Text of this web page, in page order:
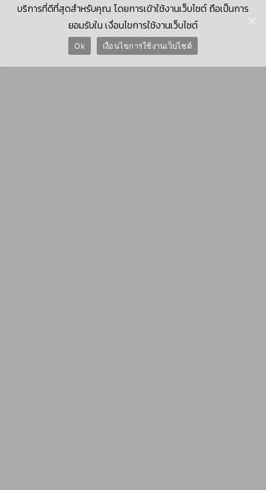
© 2026 Krungthai Computer Services Co., Ltd. (KTCS)
บริการที่ดีที่สุดสำหรับคุณ โดยการเข้าใช้งานเว็บไซต์ ถือเป็นการ
ยอมรับใน เงื่อนไขการใช้งานเว็บไซต์
Ok เงื่อนไขการใช้งานเว็บไซต์